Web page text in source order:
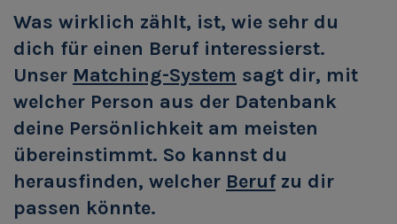
Was wirklich zählt, ist, wie sehr du
dich für einen Beruf interessierst.
Unser Matching-System sagt dir, mit
welcher Person aus der Datenbank
deine Persönlichkeit am meisten
übereinstimmt. So kannst du
herausfinden, welcher Berufzu dir
passen könnte.